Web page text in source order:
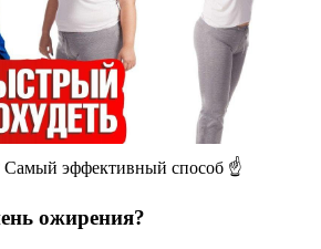
Самый эффективный способ ☝️
ожирения?